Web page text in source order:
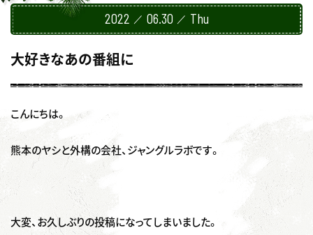
2022 06.30 Thu
大好きなあの番組に
こんにちは。
熊本のヤシと外構の会社、ジャングルラボです。
大変、お久しぶりの投稿になってしまいました。